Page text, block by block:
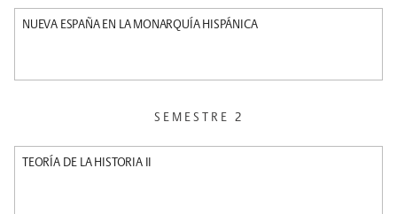
NUEVA ESPAÑA EN LA MONARQUÍA HISPÁNICA
SEMESTRE 2
TEORÍA DE LA HISTORIA II